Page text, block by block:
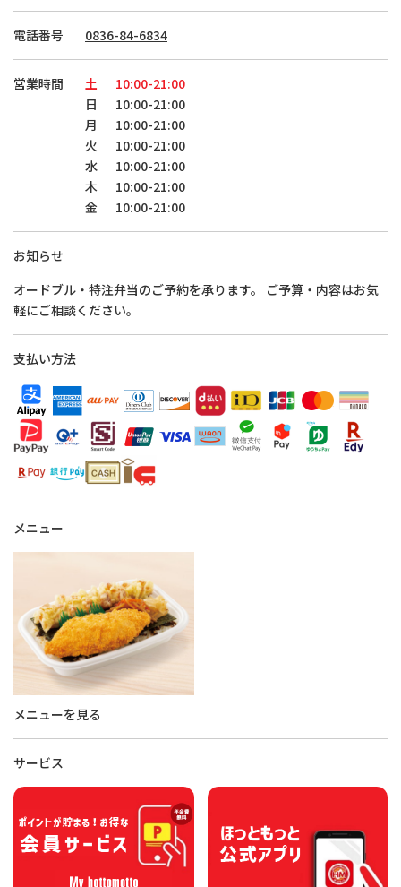
電話番号 0836-84-6834
営業時間 土
10:00-21:00
日
10:00-21:00
月
10:00-21:00
火
10:00-21:00
水
10:00-21:00
木
10:00-21:00
金
10:00-21:00
お知らせ
オードブル・特注弁当のご予約を承ります。 ご予算・内容はお気
軽にご相談ください。
支払い方法
メニュー
メニューを見る
サービス